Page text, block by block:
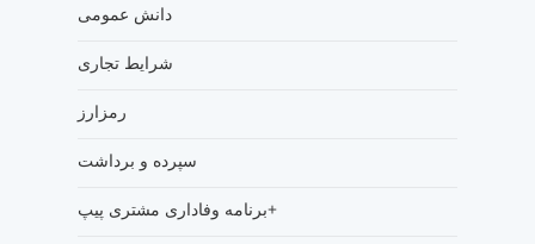
دانش عمومی
شرایط تجاری
رمزارز
سپرده و برداشت
برنامه وفاداری مشتری پیپ+